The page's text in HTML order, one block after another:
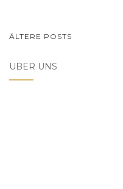
ÄLTERE POSTS
ÜBER UNS